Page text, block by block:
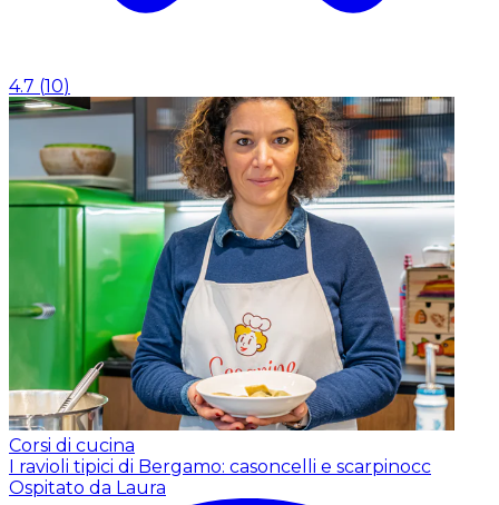
4.7 (10)
Corsi di cucina
I ravioli tipici di Bergamo: casoncelli e scarpinocc
Ospitato da Laura